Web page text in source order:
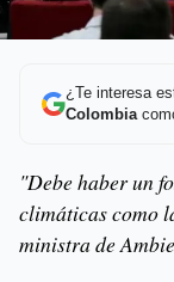
¿Te interesa
Colombia
"Debe haber un
climáticas como
ministra de